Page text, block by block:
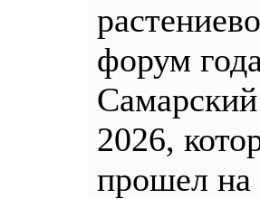
форум
2026,
прошел